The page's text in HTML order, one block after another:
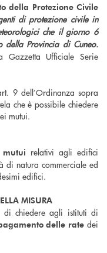
della Protezione Civile
di protezione civile in
che il giorno 6
della Provincia di Cuneo.
Gazzetta Ufficiale Serie
9 dell’Ordinanza sopra
che è possibile chiedere
mutui.
mutui relativi agli edifici
di natura commerciale ed
edifici.
MISURA
chiedere agli istituti di
delle rate dei